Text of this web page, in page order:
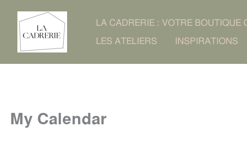
Aller
contenu
LA CADRERIE : VOTRE BOUTIQUE
LES ATELIERS INSPIRATIONS
My Calendar